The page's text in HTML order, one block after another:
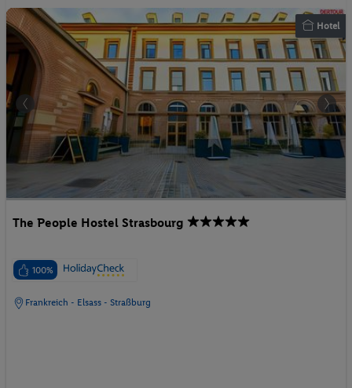
Hotel
The People Hostel Strasbourg
100%
Frankreich - Elsass - Straßburg